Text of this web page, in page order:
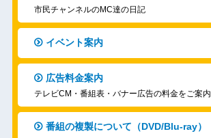
市民チャンネルのMC達の日記
イベント案内
広告料金案内
テレビCM・番組表・バナー広告の料金をご案内
番組の複製について（DVD/Blu-ray）